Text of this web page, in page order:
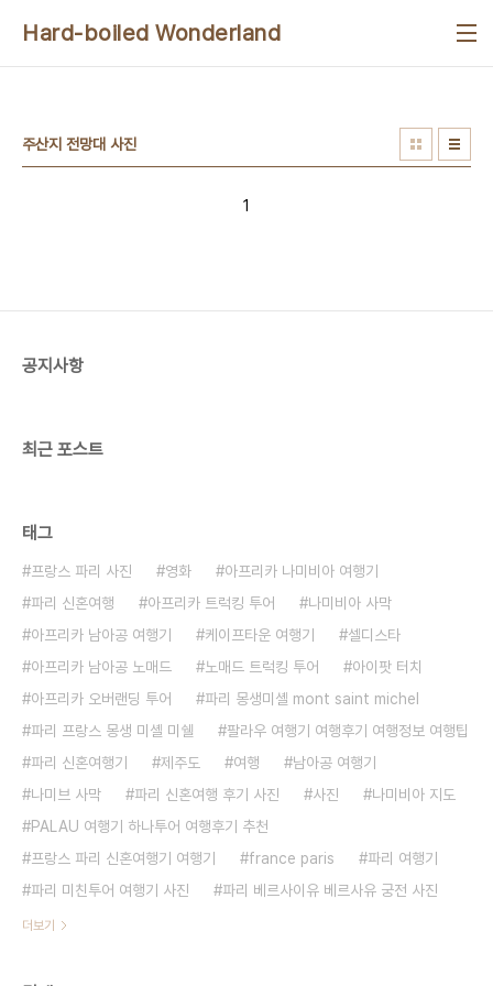
Hard-boiled Wonderland
주산지 전망대 사진
1
공지사항
최근 포스트
태그
프랑스 파리 사진 영화
아프리카 나미비아 여행기
파리 신혼여행
아프리카 트럭킹 투어
나미비아 사막
아프리카 남아공 여행기
케이프타운 여행기
셀디스타
아프리카 남아공 노매드
노매드 트럭킹 투어
아이팟 터치
아프리카 오버랜딩 투어
파리 몽생미셸 mont saint michel
파리 프랑스 몽생 미셸 미쉘
팔라우 여행기 여행후기 여행정보 여행팁
파리 신혼여행기
제주도 여행
남아공 여행기
나미브 사막
파리 신혼여행 후기 사진 사진
나미비아 지도
PALAU 여행기 하나투어 여행후기 추천
프랑스 파리 신혼여행기 여행기
france paris
파리 여행기
파리 미친투어 여행기 사진
파리 베르사이유 베르사유 궁전 사진
더보기